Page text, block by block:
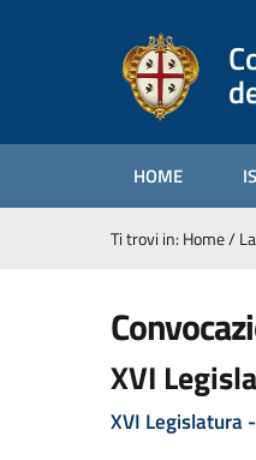
HOME
Ti trovi in: Home/
XVI
XVI